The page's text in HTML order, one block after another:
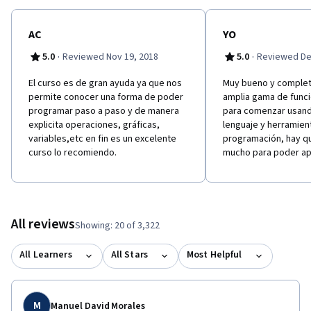
AC
5.0 · Reviewed Nov 19, 2018
El curso es de gran ayuda ya que nos
permite conocer una forma de poder
programar paso a paso y de manera
explicita operaciones, gráficas,
variables,etc en fin es un excelente
curso lo recomiendo.
YO
5.0 · Reviewed
Muy bueno y
amplia gama de
para comenzar
lenguaje y
programación, hay
mucho para poder
All reviewsShowing: 20 of 3,322
All Learners All Stars Most Helpful
M Manuel David Morales